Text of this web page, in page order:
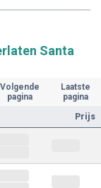
Santa
Volgende
pagina
Laatste
pagina
Prijs